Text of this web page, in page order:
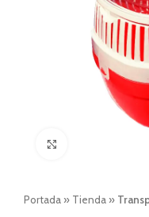
Portada » Tienda »